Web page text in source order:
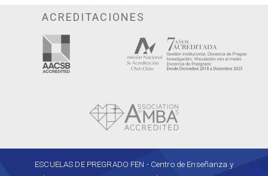
ACREDITACIONES
ESCUELAS DE PREGRADO FEN - Centro de Enseñanza y